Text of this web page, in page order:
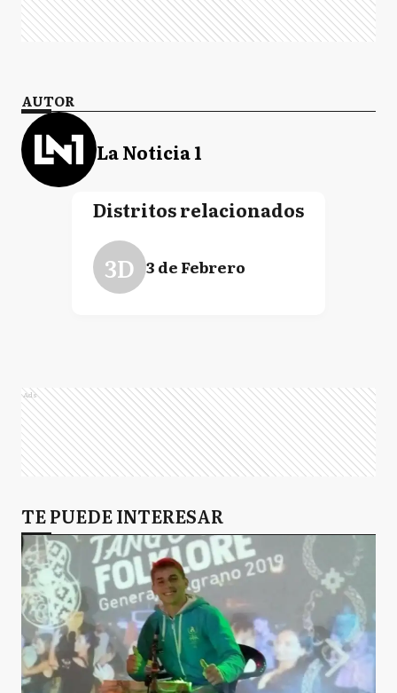
AUTOR
La Noticia 1
Distritos relacionados
3D 3 de Febrero
Ads
TE PUEDE INTERESAR